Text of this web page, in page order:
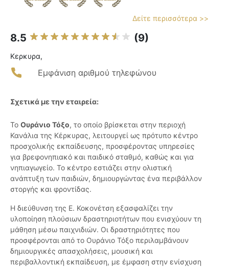
Δείτε περισσότερα >>
8.5 (9)
Κερκυρα,
Εμφάνιση αριθμού τηλεφώνου
Σχετικά με την εταιρεία:
Το Ουράνιο Τόξο, το οποίο βρίσκεται στην περιοχή
Κανάλια της Κέρκυρας, λειτουργεί ως πρότυπο κέντρο
προσχολικής εκπαίδευσης, προσφέροντας υπηρεσίες
για βρεφονηπιακό και παιδικό σταθμό, καθώς και για
νηπιαγωγείο. Το κέντρο εστιάζει στην ολιστική
ανάπτυξη των παιδιών, δημιουργώντας ένα περιβάλλον
στοργής και φροντίδας.
Η διεύθυνση της Ε. Κοκονέτση εξασφαλίζει την
υλοποίηση πλούσιων δραστηριοτήτων που ενισχύουν τη
μάθηση μέσω παιχνιδιών. Οι δραστηριότητες που
προσφέρονται από το Ουράνιο Τόξο περιλαμβάνουν
δημιουργικές απασχολήσεις, μουσική και
περιβαλλοντική εκπαίδευση, με έμφαση στην ενίσχυση